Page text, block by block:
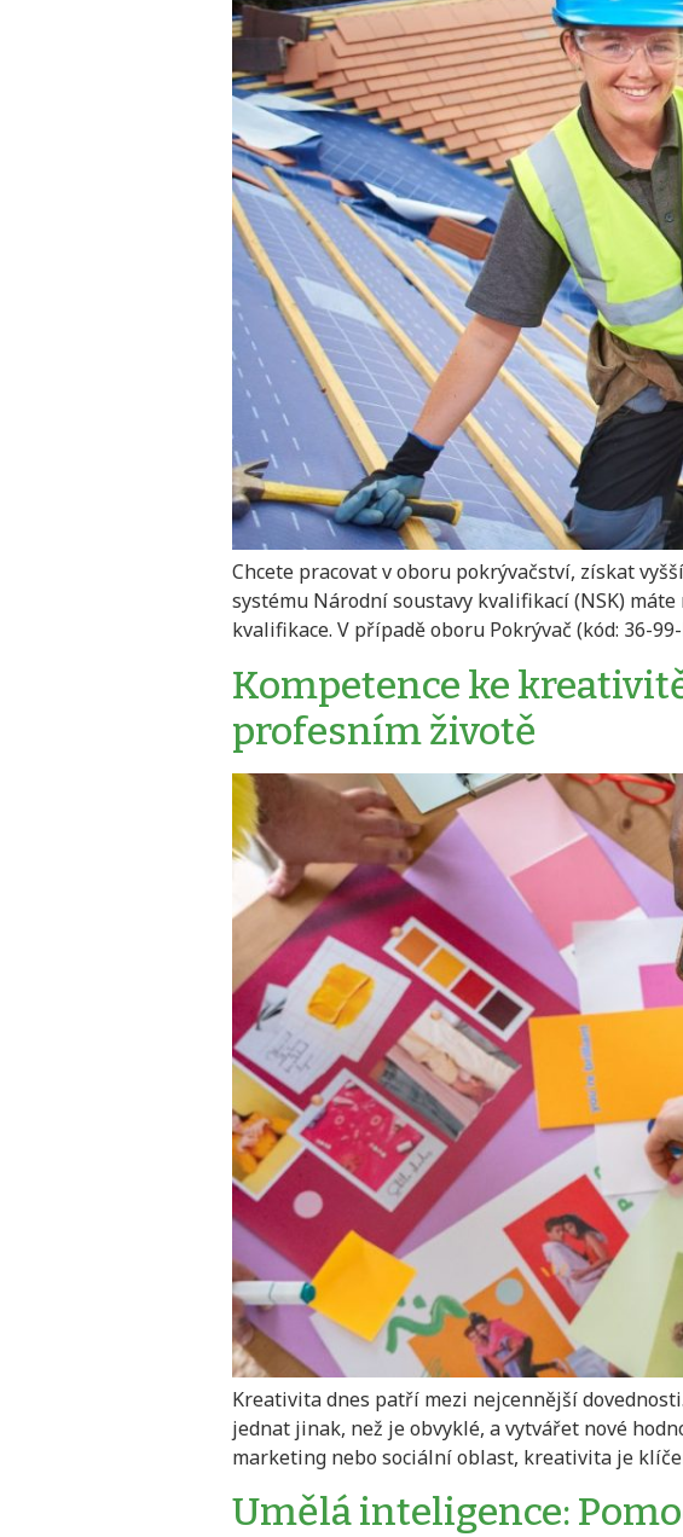
Chcete pracovat v oboru pokrývačství, získat
systému Národní soustavy kvalifikací (NSK)
kvalifikace. V případě oboru Pokrývač (kód: 36-
Kompetence ke
profesním životě
Kreativita dnes patří mezi nejcennější
jednat jinak, než je obvyklé, a vytvářet nové
marketing nebo sociální oblast, kreativita je
Umělá inteligence: